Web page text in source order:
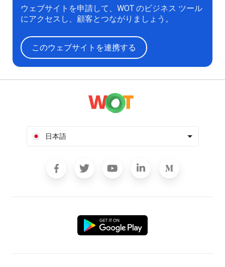
ウェブサイトを申請して、WOT のビジネス ツール
にアクセスし、顧客とつながりましょう。
このウェブサイトを連携する
日本語